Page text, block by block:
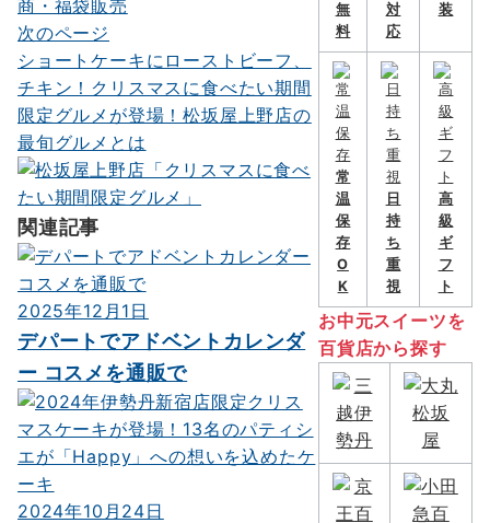
ゲ
ー
シ
ョ
ン
次のページ
ショートケーキにローストビーフ、
チキン！クリスマスに食べたい期間
限定グルメが登場！松坂屋上野店の
最旬グルメとは
関連記事
2025年12月1日
デパートでアドベントカレンダ
ー コスメを通販で
2024年10月24日
無
料
対
応
装
常
温
保
存
O
K
日
持
ち
重
視
高
級
ギ
フ
ト
お中元スイーツを
百貨店から探す